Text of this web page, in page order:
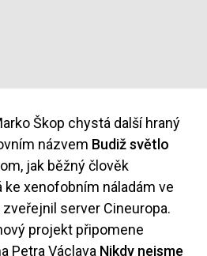
Škop chystá další hraný
názvem Budiž světlo
jak běžný člověk
xenofobním náladám ve
server Cineuropa.
projekt připomene
Petra Václava Nikdy nejsme